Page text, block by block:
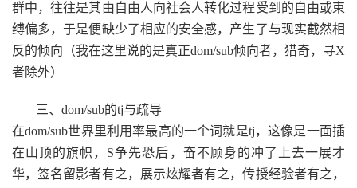
群中，往往是其由自由人向社会人转化过程受到的自由或束
缚偏多，于是便缺少了相应的安全感，产生了与现实截然相
反的倾向（我在这里说的是真正dom/sub倾向者，猎奇，寻X
者除外）
三、dom/sub的tj与疏导
在dom/sub世界里利用率最高的一个词就是tj，这像是一面插
在山顶的旗帜，S争先恐后，奋不顾身的冲了上去一展才
华，签名留影者有之，展示炫耀者有之，传授经验者有之，